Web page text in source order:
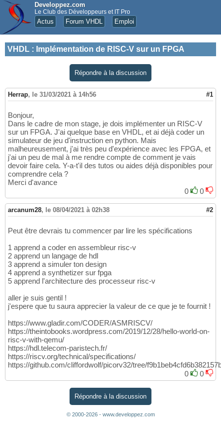
Developpez.com
Le Club des Développeurs et IT Pro
Actus Forum VHDL Emploi
VHDL : Implémentation de RISC-V sur un FPGA
Répondre à la discussion
Herrap, le 31/03/2021 à 14h56 #1
Bonjour,
Dans le cadre de mon stage, je dois implémenter un RISC-V
sur un FPGA. J'ai quelque base en VHDL, et ai déjà coder un
simulateur de jeu d'instruction en python. Mais
malheureusement, j'ai très peu d'expérience avec les FPGA, et
j'ai un peu de mal à me rendre compte de comment je vais
devoir faire cela. Y-a-t'il des tutos ou aides déjà disponibles pour
comprendre cela ?
Merci d'avance
0
0
arcanum28, le 08/04/2021 à 02h38 #2
Peut être devrais tu commencer par lire les spécifications
1 apprend a coder en assembleur risc-v
2 apprend un langage de hdl
3 apprend a simuler ton design
4 apprend a synthetizer sur fpga
5 apprend l'architecture des processeur risc-v
aller je suis gentil !
j'espere que tu saura apprecier la valeur de ce que je te fournit !
https://www.gladir.com/CODER/ASMRISCV/
https://theintobooks.wordpress.com/2019/12/28/hello-world-on-
risc-v-with-qemu/
https://hdl.telecom-paristech.fr/
https://riscv.org/technical/specifications/
https://github.com/cliffordwolf/picorv32/tree/
0
0
Répondre à la discussion
© 2000-2026 - www.developpez.com